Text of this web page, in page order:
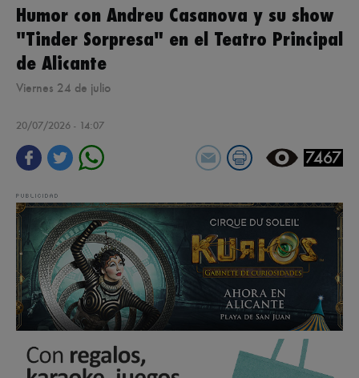
Humor con Andreu Casanova y su show
"Tinder Sorpresa" en el Teatro Principal
de Alicante
Viernes 24 de julio
20/07/2026 - 14:07
7467